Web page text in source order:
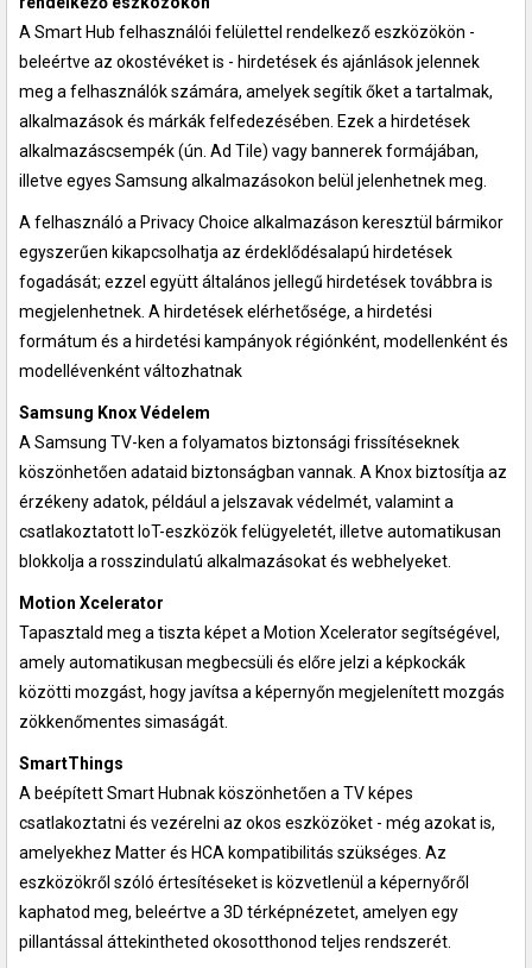
A Smart Hub felhasználói felülettel rendelkező eszközökön -
beleértve az okostévéket is - hirdetések és ajánlások jelennek
meg a felhasználók számára, amelyek segítik őket a tartalmak,
alkalmazások és márkák felfedezésében. Ezek a hirdetések
alkalmazáscsempék (ún. Ad Tile) vagy bannerek formájában,
illetve egyes Samsung alkalmazásokon belül jelenhetnek meg.
A felhasználó a Privacy Choice alkalmazáson keresztül bármikor
egyszerűen kikapcsolhatja az érdeklődésalapú hirdetések
fogadását; ezzel együtt általános jellegű hirdetések továbbra is
megjelenhetnek. A hirdetések elérhetősége, a hirdetési
formátum és a hirdetési kampányok régiónként, modellenként és
modellévenként változhatnak
Samsung Knox Védelem
A Samsung TV-ken a folyamatos biztonsági frissítéseknek
köszönhetően adataid biztonságban vannak. A Knox biztosítja az
érzékeny adatok, például a jelszavak védelmét, valamint a
csatlakoztatott IoT-eszközök felügyeletét, illetve automatikusan
blokkolja a rosszindulatú alkalmazásokat és webhelyeket.
Motion Xcelerator
Tapasztald meg a tiszta képet a Motion Xcelerator segítségével,
amely automatikusan megbecsüli és előre jelzi a képkockák
közötti mozgást, hogy javítsa a képernyőn megjelenített mozgás
zökkenőmentes simaságát.
SmartThings
A beépített Smart Hubnak köszönhetően a TV képes
csatlakoztatni és vezérelni az okos eszközöket - még azokat is,
amelyekhez Matter és HCA kompatibilitás szükséges. Az
eszközökről szóló értesítéseket is közvetlenül a képernyőről
kaphatod meg, beleértve a 3D térképnézetet, amelyen egy
pillantással áttekintheted okosotthonod teljes rendszerét.